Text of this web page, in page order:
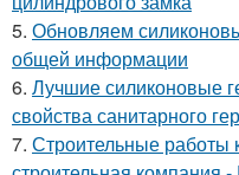
5. Обновляем
общей информации
6. Лучшие силиконовые
свойства санитарного
7. Строительные работы